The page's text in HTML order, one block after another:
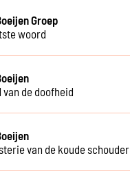
Groep
woord
van de doofheid
van de koude schouder